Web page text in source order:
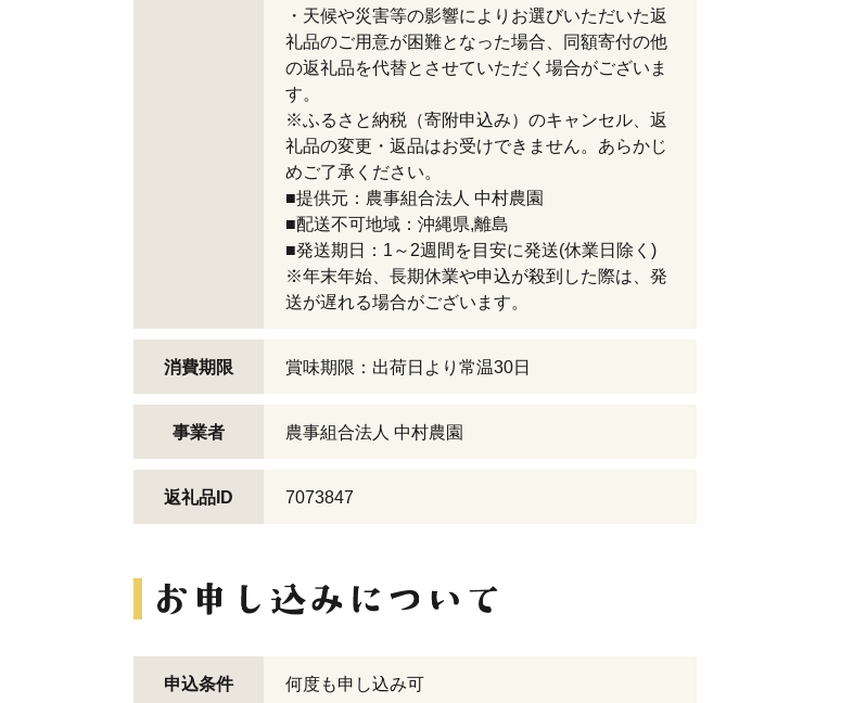
・天候や災害等の影響によりお選びいただいた返
礼品のご用意が困難となった場合、同額寄付の他
の返礼品を代替とさせていただく場合がございま
す。
※ふるさと納税（寄附申込み）のキャンセル、返
礼品の変更・返品はお受けできません。あらかじ
めご了承ください。
■提供元：農事組合法人 中村農園
■配送不可地域：沖縄県,離島
■発送期日：1～2週間を目安に発送(休業日除く)
※年末年始、長期休業や申込が殺到した際は、発
送が遅れる場合がございます。
消費期限 賞味期限：出荷日より常温30日
事業者 農事組合法人 中村農園
返礼品ID 7073847
申込条件 何度も申し込み可